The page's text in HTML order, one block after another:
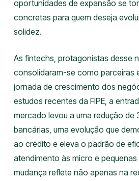
oportunidades de expansão se
concretas para quem deseja
solidez.
As fintechs, protagonistas desse
consolidaram-se como parceiras
jornada de crescimento dos
estudos recentes da FIPE, a
mercado levou a uma redução de
bancárias, uma evolução que
ao crédito e eleva o padrão de
atendimento às micro e pequenas
mudança reflete não apenas na